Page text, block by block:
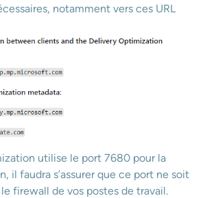
notamment vers ces URL
utilise le port 7680 pour la
il faudra s’assurer que ce port ne soit
firewall de vos postes de travail.